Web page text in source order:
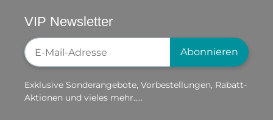
VIP Newsletter
Newsletter-Registrierung
Abonnieren
Exklusive Sonderangebote, Vorbestellungen, Rabatt-
Aktionen und vieles mehr.....